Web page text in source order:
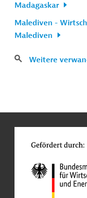
Madagaskar
Malediven -
Malediven
Weitere